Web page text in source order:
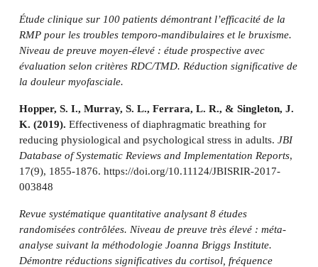
Étude clinique sur 100 patients démontrant l’efficacité de la
RMP pour les troubles temporo-mandibulaires et le bruxisme.
Niveau de preuve moyen-élevé : étude prospective avec
évaluation selon critères RDC/TMD. Réduction significative de
la douleur myofasciale.
Hopper, S. I., Murray, S. L., Ferrara, L. R., & Singleton, J.
K. (2019). Effectiveness of diaphragmatic breathing for
reducing physiological and psychological stress in adults. JBI
Database of Systematic Reviews and Implementation Reports,
17(9), 1855-1876. https://doi.org/10.11124/JBISRIR-2017-
003848
Revue systématique quantitative analysant 8 études
randomisées contrôlées. Niveau de preuve très élevé : méta-
analyse suivant la méthodologie Joanna Briggs Institute.
Démontre réductions significatives du cortisol, fréquence